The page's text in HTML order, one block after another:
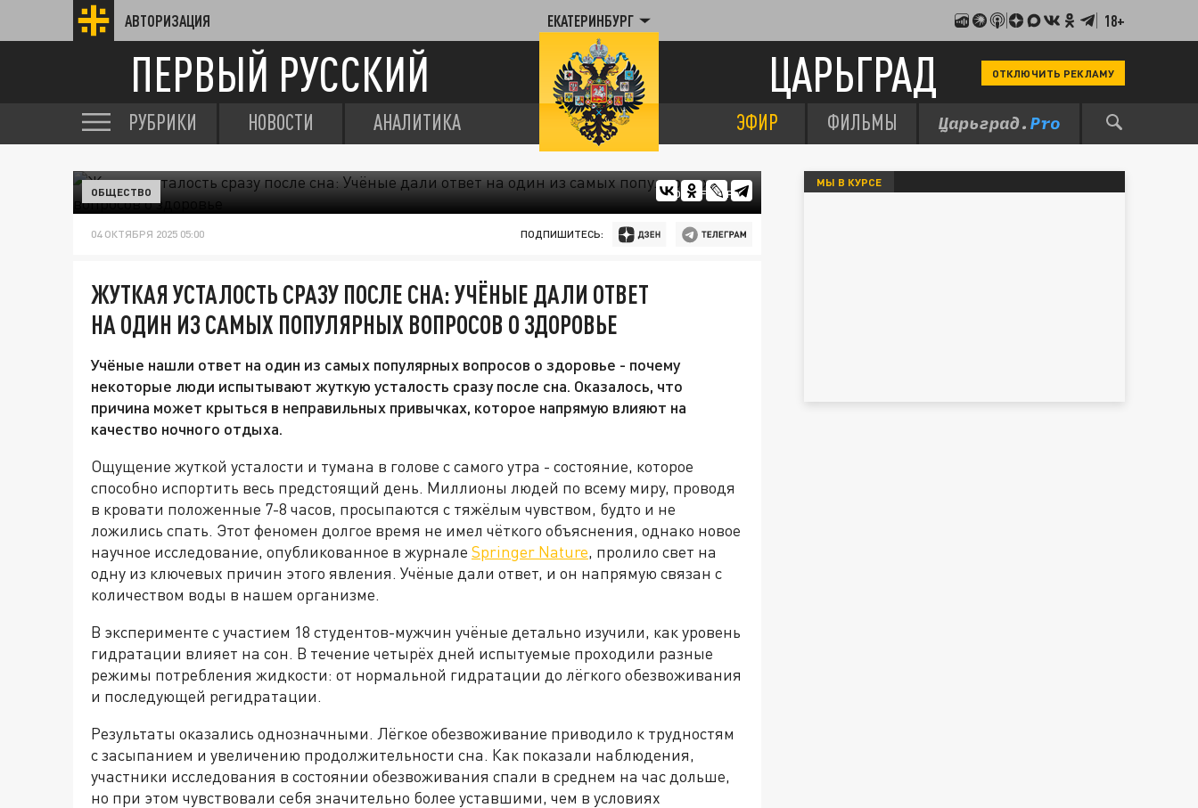
АВТОРИЗАЦИЯ ЕКАТЕРИНБУРГ 18+
ПЕРВЫЙ РУССКИЙ ЦАРЬГРАД ОТКЛЮЧИТЬ РЕКЛАМУ
РУБРИКИ НОВОСТИ АНАЛИТИКА ЭФИР ФИЛЬМЫ
ФОТО: FREEPIK
ОБЩЕСТВО
04 ОКТЯБРЯ 2025 05:00 ПОДПИШИТЕСЬ:
ЖУТКАЯ УСТАЛОСТЬ СРАЗУ ПОСЛЕ СНА: УЧЁНЫЕ ДАЛИ ОТВЕТ
НА ОДИН ИЗ САМЫХ ПОПУЛЯРНЫХ ВОПРОСОВ О ЗДОРОВЬЕ
Учёные нашли ответ на один из самых популярных вопросов о здоровье - почему
некоторые люди испытывают жуткую усталость сразу после сна. Оказалось, что
причина может крыться в неправильных привычках, которое напрямую влияют на
качество ночного отдыха.
Ощущение жуткой усталости и тумана в голове с самого утра - состояние, которое
способно испортить весь предстоящий день. Миллионы людей по всему миру, проводя
в кровати положенные 7-8 часов, просыпаются с тяжёлым чувством, будто и не
ложились спать. Этот феномен долгое время не имел чёткого объяснения, однако новое
научное исследование, опубликованное в журнале Springer Nature, пролило свет на
одну из ключевых причин этого явления. Учёные дали ответ, и он напрямую связан с
количеством воды в нашем организме.
В эксперименте с участием 18 студентов-мужчин учёные детально изучили, как уровень
гидратации влияет на сон. В течение четырёх дней испытуемые проходили разные
режимы потребления жидкости: от нормальной гидратации до лёгкого обезвоживания
и последующей регидратации.
Результаты оказались однозначными. Лёгкое обезвоживание приводило к трудностям
с засыпанием и увеличению продолжительности сна. Как показали наблюдения,
участники исследования в состоянии обезвоживания спали в среднем на час дольше,
но при этом чувствовали себя значительно более уставшими, чем в условиях
МЫ В КУРСЕ